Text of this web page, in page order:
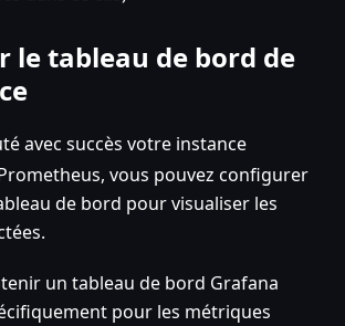
le tableau de bord de
avec succès votre instance
vous pouvez configurer
de bord pour visualiser les
un tableau de bord Grafana
pour les métriques